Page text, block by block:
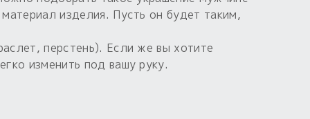
изделия. Пусть он будет таким,
перстень). Если же вы хотите
изменить под вашу руку.